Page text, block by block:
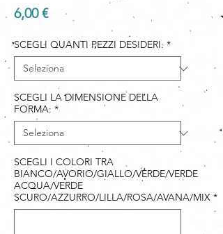
6,00 €Prezzo
SCEGLI QUANTI PEZZI DESIDERI: *
SCEGLI LA DIMENSIONE DELLA
FORMA: *
SCEGLI I COLORI TRA
BIANCO/AVORIO/GIALLO/VERDE/VERDE
ACQUA/VERDE
SCURO/AZZURRO/LILLA/ROSA/AVANA/MIX *